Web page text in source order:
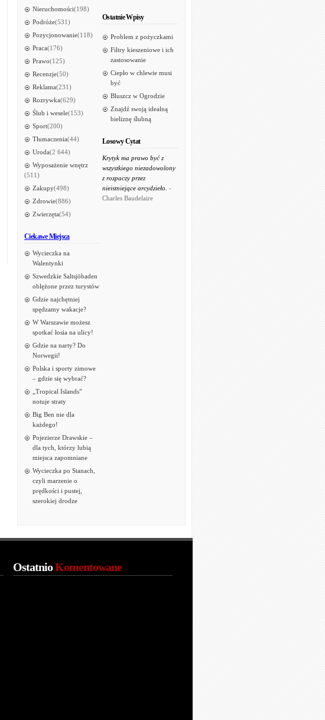
Nieruchomości(198)
Podróże(531)
Pozycjonowanie(118)
Praca(176)
Prawo(125)
Recenzje(50)
Reklama(231)
Rozrywka(629)
Ślub i wesele(153)
Sport(200)
Tłumaczenia(44)
Uroda(2 644)
Wyposażenie wnętrz
(511)
Zakupy(498)
Zdrowie(886)
Zwierzęta(54)
Ciekawe Miejsca
Wycieczka na
Walentynki
Szwedzkie Saltsjöbaden
oblężone przez turystów
Gdzie najchętniej
spędzamy wakacje?
W Warszawie możesz
spotkać łosia na ulicy!
Gdzie na narty? Do
Norwegii!
Polska i sporty zimowe
– gdzie się wybrać?
„Tropical Islands”
notuje straty
Big Ben nie dla
każdego!
Pojezierze Drawskie –
dla tych, którzy lubią
miejsca zapomniane
Wycieczka po Stanach,
czyli marzenie o
prędkości i pustej,
szerokiej drodze
Ostatnie Wpisy
Problem z pożyczkami
Filtry kieszeniowe i ich
zastosowanie
Ciepło w chlewie musi
być
Bluszcz w Ogrodzie
Znajdź swoją idealną
bieliznę ślubną
Losowy Cytat
Krytyk ma prawo być z
wszystkiego niezadowolony
z rozpaczy przez
nieistniejące arcydzieło. -
Charles Baudelaire
OstatnioKomentowane